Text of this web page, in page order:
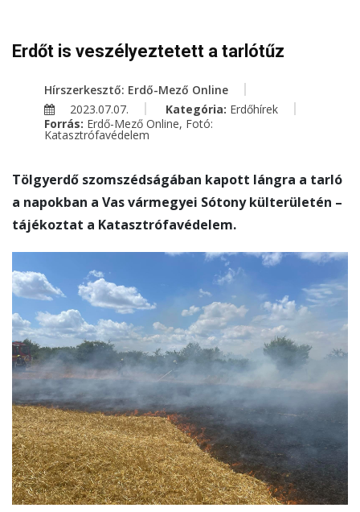
Erdőt is veszélyeztetett a tarlótűz
Hírszerkesztő: Erdő-Mező Online
2023.07.07.
Kategória: Erdőhírek
Forrás: Erdő-Mező Online, Fotó:
Katasztrófavédelem
Tölgyerdő szomszédságában kapott lángra a tarló
a napokban a Vas vármegyei Sótony külterületén –
tájékoztat a Katasztrófavédelem.